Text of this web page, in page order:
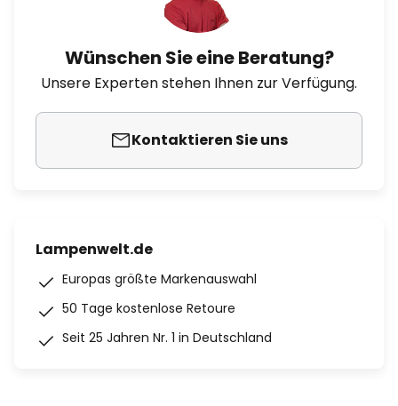
Wünschen Sie eine Beratung?
Unsere Experten stehen Ihnen zur Verfügung.
Kontaktieren Sie uns
Lampenwelt.de
Europas größte Markenauswahl
50 Tage kostenlose Retoure
Seit 25 Jahren Nr. 1 in Deutschland